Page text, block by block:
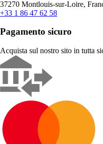
37270 Montlouis-sur-Loire,
+33 1 86 47 62 58
Pagamento sicuro
Acquista sul nostro sito in tutta